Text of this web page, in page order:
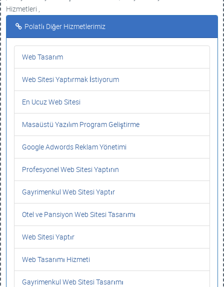
Hizmetleri ,
Polatlı Diğer Hizmetlerimiz
Web Tasarım
Web Sitesi Yaptırmak İstiyorum
En Ucuz Web Sitesi
Masaüstü Yazılım Program Geliştirme
Google Adwords Reklam Yönetimi
Profesyonel Web Sitesi Yaptırın
Gayrimenkul Web Sitesi Yaptır
Otel ve Pansiyon Web Sitesi Tasarımı
Web Sitesi Yaptır
Web Tasarımı Hizmeti
Gayrimenkul Web Sitesi Tasarımı